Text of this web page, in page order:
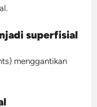
superfisial
menggantikan